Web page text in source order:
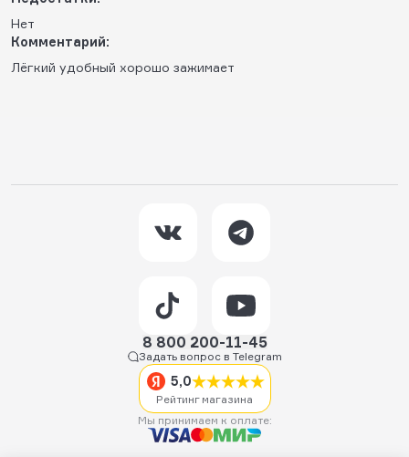
Нет
Комментарий:
Лёгкий удобный хорошо зажимает
8 800 200-11-45
Задать вопрос в Telegram
5,0
Рейтинг магазина
Мы принимаем к оплате: